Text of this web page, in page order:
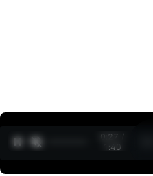
0:27 /
1:40